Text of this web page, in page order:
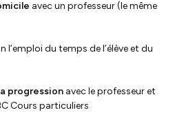
avec un professeur (le même
l’emploi du temps de l’élève et du
progression avec le professeur et
Cours particuliers